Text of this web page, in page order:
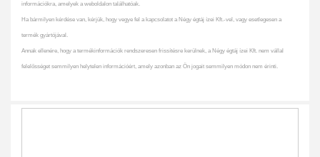
információkra, amelyek a weboldalon találhatóak.
Ha bármilyen kérdése van, kérjük, hogy vegye fel a kapcsolatot a Négy égtáj ízei Kft.-vel, vagy esetlegesen a
termék gyártójával.
Annak ellenére, hogy a termékinformációk rendszeresen frissítésre kerülnek, a Négy égtáj ízei Kft. nem vállal
felelősséget semmilyen helytelen információért, amely azonban az Ön jogait semmilyen módon nem érinti.